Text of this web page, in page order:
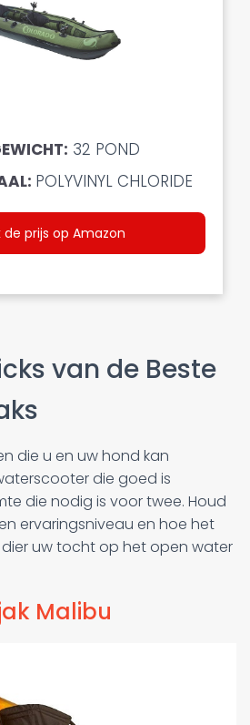
32 POND
POLYVINYL CHLORIDE
de prijs op Amazon
van de Beste
die u en uw hond kan
die goed is
die nodig is voor twee. Houd
ervaringsniveau en hoe het
uw tocht op het open water
Malibu